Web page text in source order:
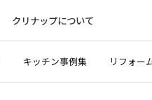
クリナップについて
キッチン事例集 リフォー